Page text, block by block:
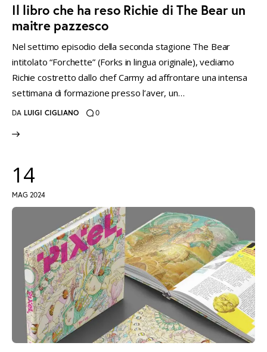
Il libro che ha reso Richie di The Bear un
maitre pazzesco
Nel settimo episodio della seconda stagione The Bear
intitolato “Forchette” (Forks in lingua originale), vediamo
Richie costretto dallo chef Carmy ad affrontare una intensa
settimana di formazione presso l’aver, un…
DA LUIGI CIGLIANO 0
14
MAG 2024